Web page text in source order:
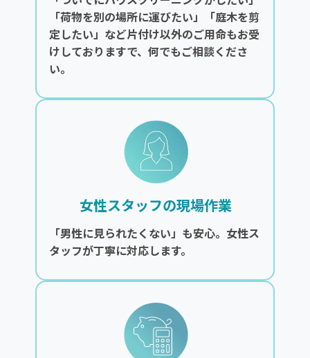
「荷物を別の場所に運びたい」「庭木を剪
定したい」など片付け以外のご用命もお受
けしておりますで、何でもご相談くださ
い。
女性スタッフの現場作業
「男性に見られたくない」も安心。女性ス
タッフが丁寧に対応します。